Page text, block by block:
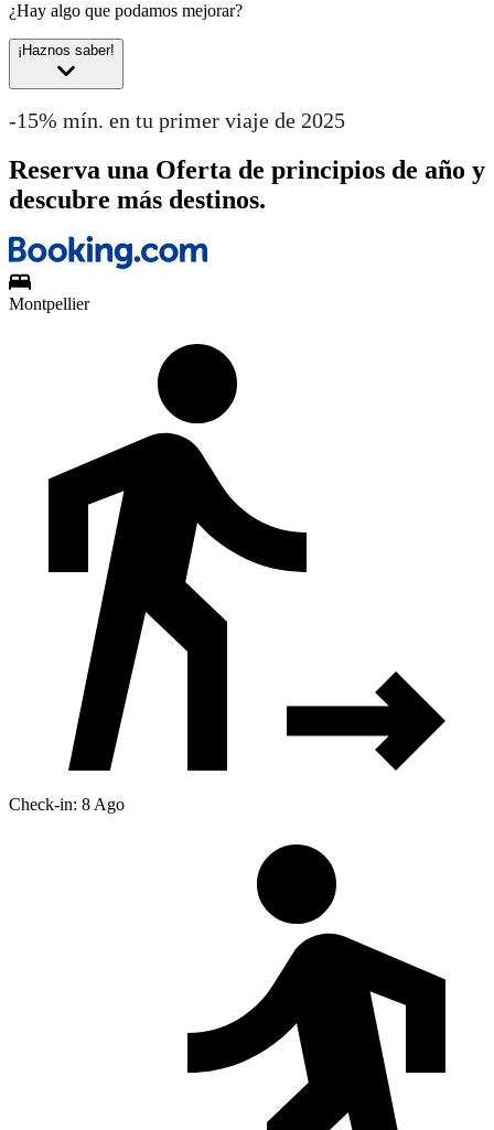
¿Hay algo que podamos mejorar?
¡Haznos saber!
-15% mín. en tu primer viaje de 2025
Reserva una Oferta de principios de año y
descubre más destinos.
Montpellier
Check-in: 8 Ago